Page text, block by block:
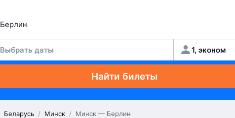
Выбрать даты 1, эконом
Найти билеты
Беларусь / Минск / Минск — Берлин